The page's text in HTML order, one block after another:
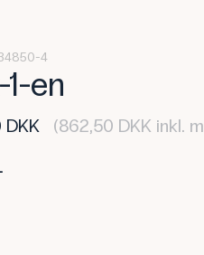
4
en
(862,50 DKK inkl.